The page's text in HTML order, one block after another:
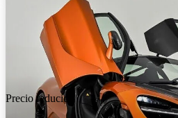
Precio reducido